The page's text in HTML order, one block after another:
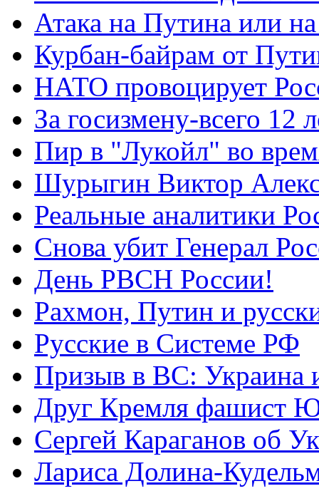
Атака на Путина или
Курбан-байрам от
НАТО провоцирует
За госизмену-всего 12
Пир в "Лукойл" во
Шурыгин Виктор
Реальные аналитики
Снова убит Генерал
День РВСН России!
Рахмон, Путин и
Русские в Системе РФ
Призыв в ВС: Украина
Друг Кремля фашист
Сергей Караганов об
Лариса Долина-